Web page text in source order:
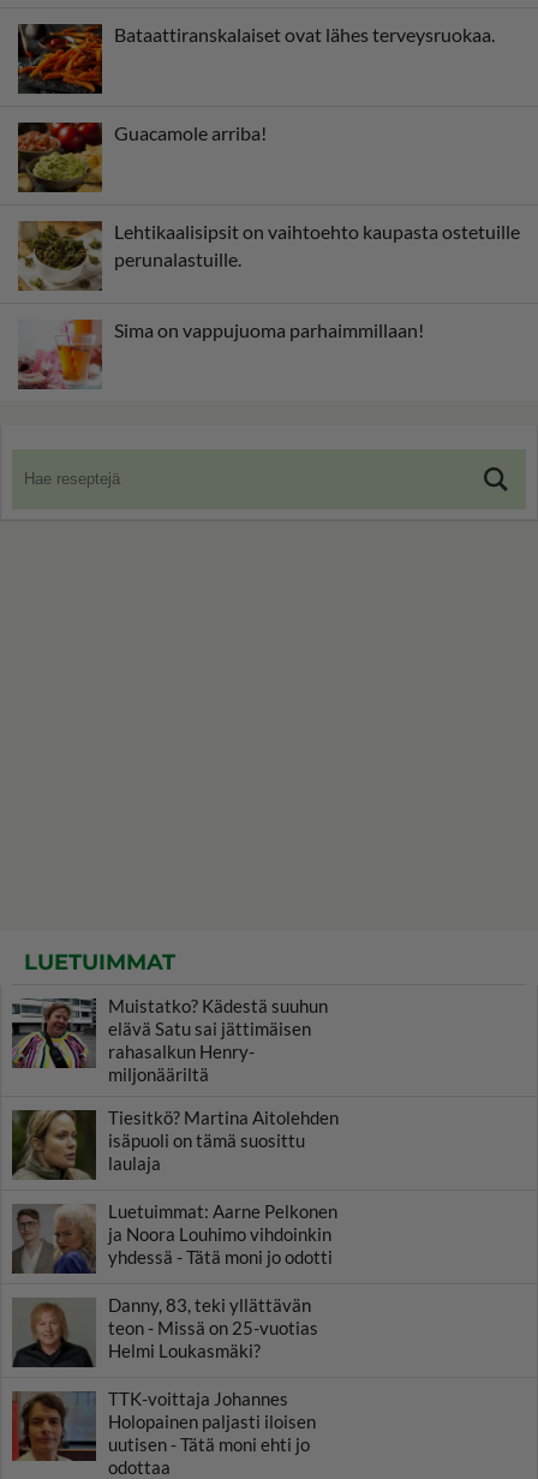
Bataattiranskalaiset ovat lähes terveysruokaa.
Guacamole arriba!
Lehtikaalisipsit on vaihtoehto kaupasta ostetuille
perunalastuille.
Sima on vappujuoma parhaimmillaan!
LUETUIMMAT
Muistatko? Kädestä suuhun
elävä Satu sai jättimäisen
rahasalkun Henry-
miljonääriltä
Tiesitkö? Martina Aitolehden
isäpuoli on tämä suosittu
laulaja
Luetuimmat: Aarne Pelkonen
ja Noora Louhimo vihdoinkin
yhdessä - Tätä moni jo odotti
Danny, 83, teki yllättävän
teon - Missä on 25-vuotias
Helmi Loukasmäki?
TTK-voittaja Johannes
Holopainen paljasti iloisen
uutisen - Tätä moni ehti jo
odottaa